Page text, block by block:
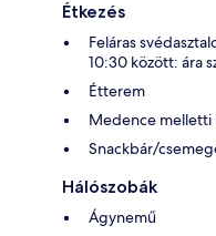
Étkezés
Feláras
10:30 között: ára
Étterem
Medence melletti
Snackbár/
Hálószobák
Ágynemű